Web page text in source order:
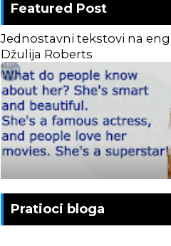
Featured Post
Jednostavni tekstovi na
Džulija Roberts
Pratioci bloga